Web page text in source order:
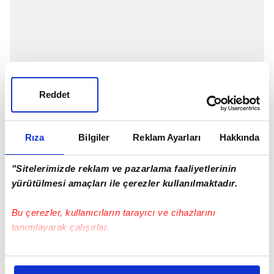
Rıza Bilgiler Reklam Ayarları Hakkında
"Sitelerimizde reklam ve pazarlama faaliyetlerinin
yürütülmesi amaçları ile çerezler kullanılmaktadır.
Bu çerezler, kullanıcıların tarayıcı ve cihazlarını
tanımlayarak çalışırlar.
Bu çerezlere izin vermeniz halinde sizlere özel
Reddet
GAZZETTA